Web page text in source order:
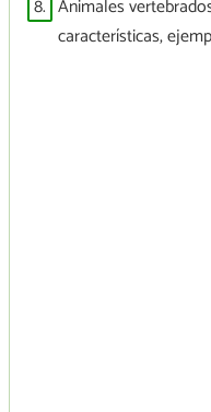
8. Animales
características,